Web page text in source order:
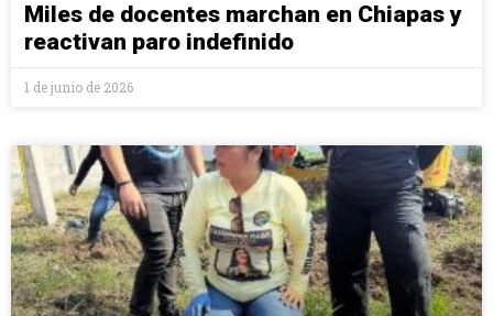
Miles de docentes marchan en Chiapas y
reactivan paro indefinido
1 de junio de 2026